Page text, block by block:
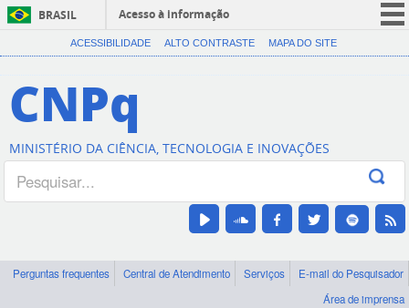
BRASIL
Acesso à informação
CORONAVÍRUS (COVID-19)
Canais
ACESSIBILIDADE ALTO CONTRASTE MAPA DO SITE
CNPq
MINISTÉRIO DA CIÊNCIA, TECNOLOGIA E INOVAÇÕES
Perguntas frequentes Central de Atendimento Serviços
E-mail do Pesquisador
Área de imprensa